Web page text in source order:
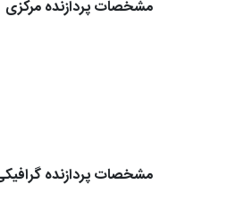
مشخصات پردازنده مرکزی
مشخصات پردازنده